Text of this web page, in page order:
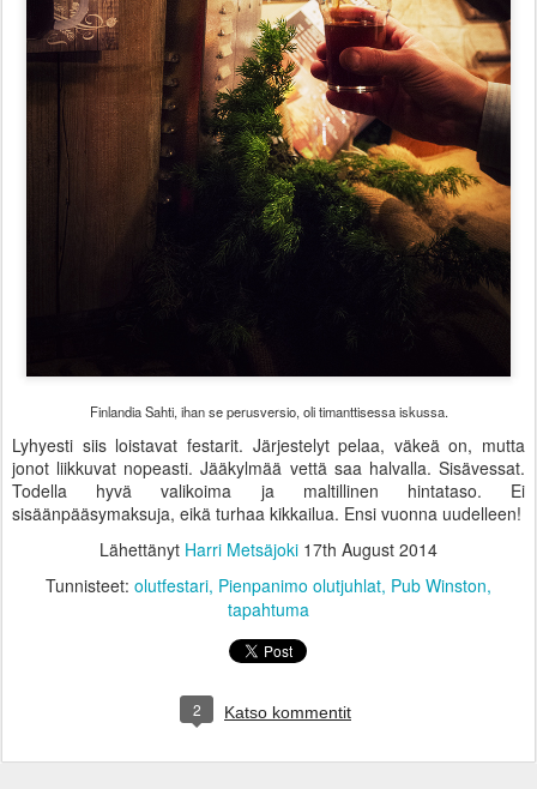
Finlandia Sahti, ihan se perusversio, oli timanttisessa iskussa.
Lyhyesti siis loistavat festarit. Järjestelyt pelaa, väkeä on, mutta
jonot liikkuvat nopeasti. Jääkylmää vettä saa halvalla. Sisävessat.
Todella hyvä valikoima ja maltillinen hintataso. Ei
sisäänpääsymaksuja, eikä turhaa kikkailua. Ensi vuonna uudelleen!
Lähettänyt Harri Metsäjoki 17th August 2014
Tunnisteet: olutfestari Pienpanimo olutjuhlat Pub Winston
tapahtuma
2 Katso kommentit